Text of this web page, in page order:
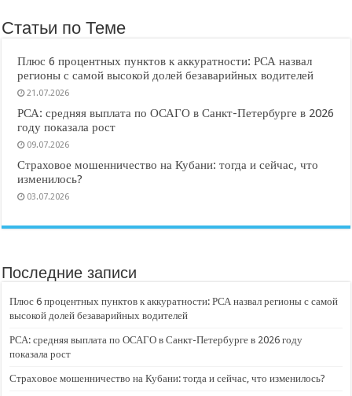
Статьи по Теме
Плюс 6 процентных пунктов к аккуратности: РСА назвал
регионы с самой высокой долей безаварийных водителей
21.07.2026
РСА: средняя выплата по ОСАГО в Санкт-Петербурге в 2026
году показала рост
09.07.2026
Страховое мошенничество на Кубани: тогда и сейчас, что
изменилось?
03.07.2026
Последние записи
Плюс 6 процентных пунктов к аккуратности: РСА назвал регионы с самой
высокой долей безаварийных водителей
РСА: средняя выплата по ОСАГО в Санкт-Петербурге в 2026 году
показала рост
Страховое мошенничество на Кубани: тогда и сейчас, что изменилось?